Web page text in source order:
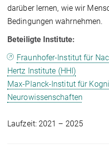
darüber lernen, wie wir
Bedingungen wahrnehmen.
Beteiligte Institute:
Fraunhofer-Institut für
Hertz Institute (HHI)
Max-Planck-Institut für
Neurowissenschaften
Laufzeit: 2021 – 2025